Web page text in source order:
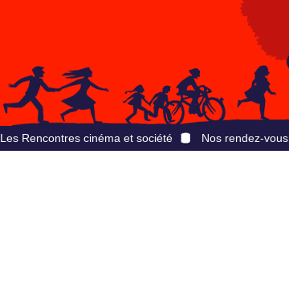
Les Rencontres cinéma et société Nos rendez-vous